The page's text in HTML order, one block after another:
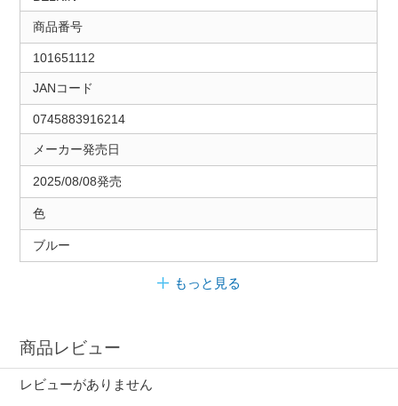
商品番号
101651112
JANコード
0745883916214
メーカー発売日
2025/08/08発売
色
ブルー
もっと見る
商品レビュー
レビューがありません